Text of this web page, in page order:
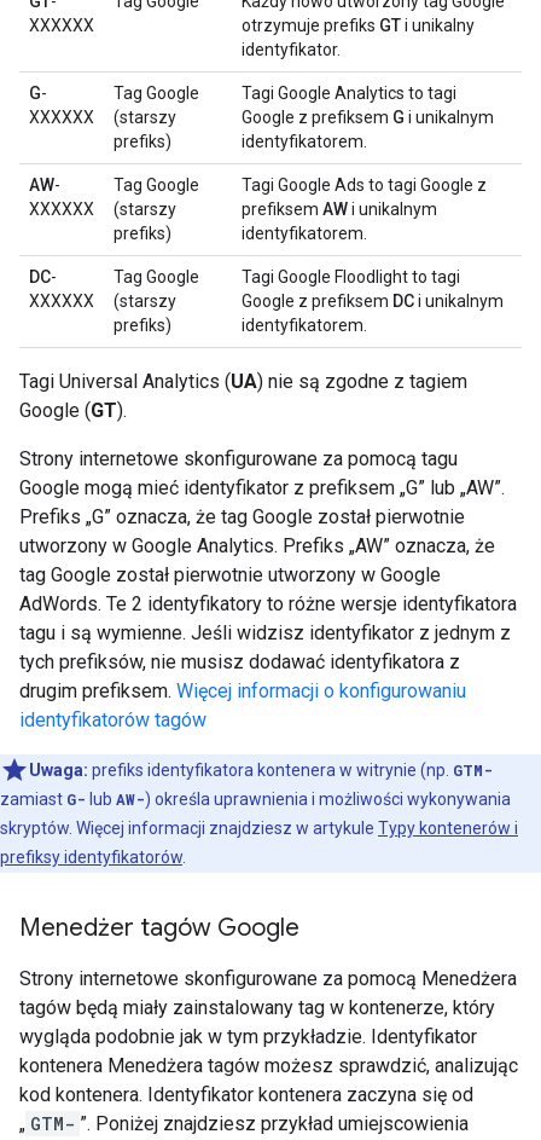
XXXXXX
otrzymuje prefiks GTi unikalny
identyfikator.
G-
XXXXXX
Tag Google
(starszy
prefiks)
Tagi Google Analytics to tagi
Google z prefiksem G i unikalnym
identyfikatorem.
AW-
XXXXXX
Tag Google
(starszy
prefiks)
Tagi Google Ads to tagi Google z
prefiksem AWi unikalnym
identyfikatorem.
DC-
XXXXXX
Tag Google
(starszy
prefiks)
Tagi Google Floodlight to tagi
Google z prefiksem DCi unikalnym
identyfikatorem.
Tagi Universal Analytics (UA) nie są zgodne z tagiem
Google (GT).
Strony internetowe skonfigurowane za pomocą tagu
Google mogą mieć identyfikator z prefiksem „G” lub „AW”.
Prefiks „G” oznacza, że tag Google został pierwotnie
utworzony w Google Analytics. Prefiks „AW” oznacza, że
tag Google został pierwotnie utworzony w Google
AdWords. Te 2 identyfikatory to różne wersje identyfikatora
tagu i są wymienne. Jeśli widzisz identyfikator z jednym z
tych prefiksów, nie musisz dodawać identyfikatora z
drugim prefiksem. Więcej informacji o konfigurowaniu
identyfikatorów tagów
Uwaga: prefiks identyfikatora kontenera w witrynie (np. GTM-
zamiast G- lub AW-) określa uprawnienia i możliwości wykonywania
skryptów. Więcej informacji znajdziesz w artykule Typy kontenerów i
prefiksy identyfikatorów
Menedżer tagów Google
Strony internetowe skonfigurowane za pomocą Menedżera
tagów będą miały zainstalowany tag w kontenerze, który
wygląda podobnie jak w tym przykładzie. Identyfikator
kontenera Menedżera tagów możesz sprawdzić, analizując
kod kontenera. Identyfikator kontenera zaczyna się od
„ GTM- ”. Poniżej znajdziesz przykład umiejscowienia